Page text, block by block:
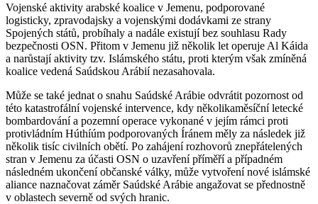
Vojenské aktivity arabské koalice v Jemenu, podporované
logisticky, zpravodajsky a vojenskými dodávkami ze strany
Spojených států, probíhaly a nadále existují bez souhlasu Rady
bezpečnosti OSN. Přitom v Jemenu již několik let operuje Al Káida
a narůstají aktivity tzv. Islámského státu, proti kterým však zmíněná
koalice vedená Saúdskou Arábií nezasahovala.
Může se také jednat o snahu Saúdské Arábie odvrátit pozornost od
této katastrofální vojenské intervence, kdy několikaměsíční letecké
bombardování a pozemní operace vykonané v jejím rámci proti
protivládním Húthíúm podporovaných Íránem měly za následek již
několik tisíc civilních obětí. Po zahájení rozhovorů znepřátelených
stran v Jemenu za účasti OSN o uzavření příměří a případném
následném ukončení občanské války, může vytvoření nové islámské
aliance naznačovat záměr Saúdské Arábie angažovat se přednostně
v oblastech severně od svých hranic.